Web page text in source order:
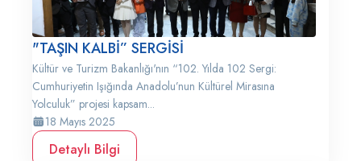
"TAŞIN KALBİ” SERGİSİ
Kültür ve Turizm Bakanlığı'nın “102. Yılda 102 Sergi:
Cumhuriyetin Işığında Anadolu’nun Kültürel Mirasına
Yolculuk” projesi kapsam...
18 Mayıs 2025
Detaylı Bilgi